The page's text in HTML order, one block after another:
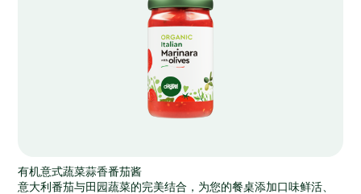
有机意式蔬菜蒜香番茄酱
意大利番茄与田园蔬菜的完美结合，为您的餐桌添加口味鲜活、